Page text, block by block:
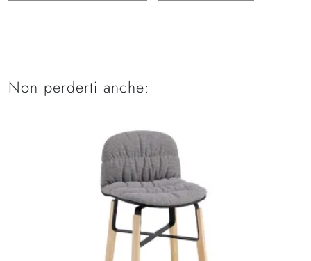
Non perderti anche: